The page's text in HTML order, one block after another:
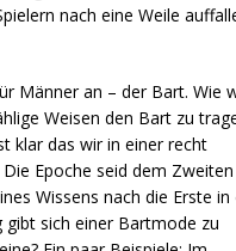
nach eine Weile
Männer an – der Bart. Wie
Weisen den Bart zu
klar das wir in einer recht
Epoche seid dem Zweiten
Wissens nach die Erste in
sich einer Bartmode zu